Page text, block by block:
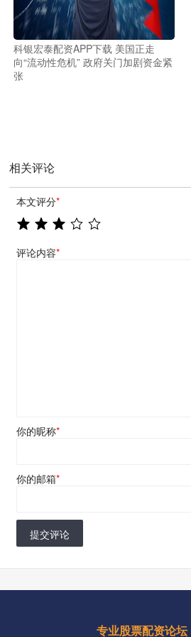
科银宏泰配资APP下载 美国正走
向“流动性危机” 政府关门加剧资金紧
张
相关评论
本文评分*
评论内容*
你的昵称*
你的邮箱*
提交评论
专业股票配资论坛